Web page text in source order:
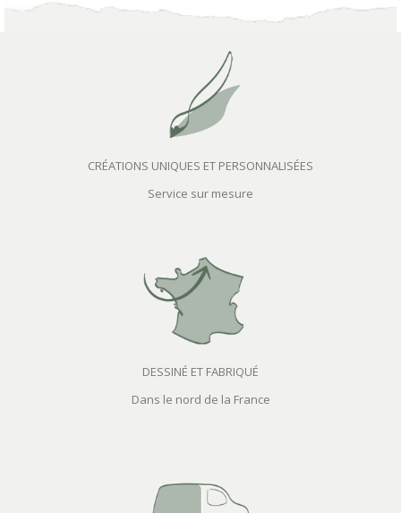
CRÉATIONS UNIQUES ET PERSONNALISÉES
Service sur mesure
DESSINÉ ET FABRIQUÉ
Dans le nord de la France